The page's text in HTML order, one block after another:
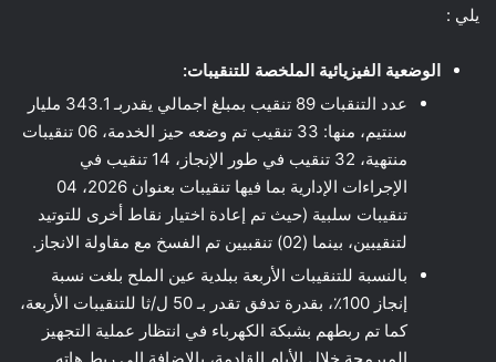
يلي :
الوضعية الفيزيائية الملخصة للتنقيبات:
عدد التنقبات 89 تنقيب بمبلغ اجمالي يقدربـ 343.1 مليار
سنتيم، منها: 33 تنقيب تم وضعه حيز الخدمة، 06 تنقيبات
منتهية، 32 تنقيب في طور الإنجاز، 14 تنقيب في
الإجراءات الإدارية بما فيها تنقيبات بعنوان 2026، 04
تنقيبات سلبية (حيث تم إعادة اختيار نقاط أخرى للتوتيد
لتنقيبين، بينما (02) تنقبيين تم الفسخ مع مقاولة الانجاز.
بالنسبة للتنقيبات الأربعة ببلدية عين الملح بلغت نسبة
إنجاز 100٪، بقدرة تدفق تقدر بـ 50 ل/ثا للتنقيبات الأربعة،
كما تم ربطهم بشبكة الكهرباء في انتظار عملية التجهيز